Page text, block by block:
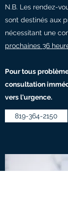
N.B. Les rendez-
sont destinés aux
nécessitant une
prochaines 36
Pour tous
consultation
vers l'urgence.
819-364-2150